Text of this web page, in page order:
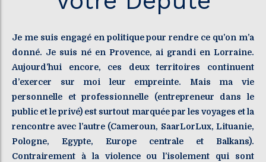
Je me suis engagé en politique pour rendre ce qu’on m’a
donné. Je suis né en Provence, ai grandi en Lorraine.
Aujourd’hui encore, ces deux territoires continuent
d’exercer sur moi leur empreinte. Mais ma vie
personnelle et professionnelle (entrepreneur dans le
public et le privé) est surtout marquée par les voyages et la
rencontre avec l’autre (Cameroun, SaarLorLux, Lituanie,
Pologne, Egypte, Europe centrale et Balkans).
Contrairement à la violence ou l’isolement qui sont